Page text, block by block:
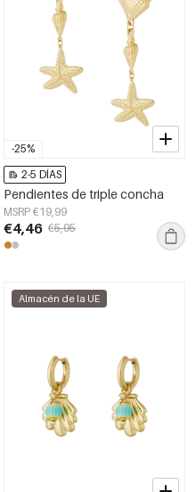
-25%
2-5 DÍAS
Pendientes de triple concha
MSRP €19,99
€4,46 €5,95
Almacén de la UE